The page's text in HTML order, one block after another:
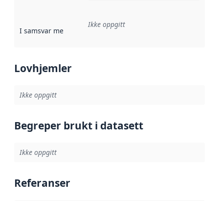
I samsvar med Referanse til en implementasjonsregel
Ikke oppgitt
Lovhjemler
Ikke oppgitt
Begreper brukt i datasett
Ikke oppgitt
Referanser